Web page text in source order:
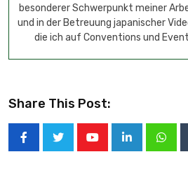
besonderer Schwerpunkt meiner
und in der Betreuung japanischer
die ich auf Conventions und
Share This Post: